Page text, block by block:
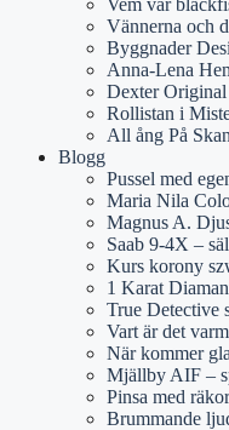
Vem var
Vännerna och
Byggnader
Anna-Lena
Dexter
Rollistan i
All ång På
Blogg
Pussel med
Maria Nila
Magnus A.
Saab 9-4X –
Kurs korony
1 Karat
True Detective
Vart är det
När kommer
Mjällby AIF –
Pinsa med
Brummande